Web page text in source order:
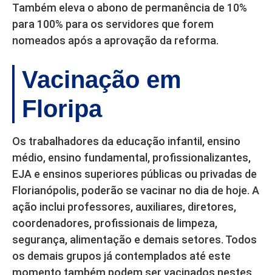
Também eleva o abono de permanência de 10%
para 100% para os servidores que forem
nomeados após a aprovação da reforma.
Vacinação em
Floripa
Os trabalhadores da educação infantil, ensino
médio, ensino fundamental, profissionalizantes,
EJA e ensinos superiores públicas ou privadas de
Florianópolis, poderão se vacinar no dia de hoje. A
ação inclui professores, auxiliares, diretores,
coordenadores, profissionais de limpeza,
segurança, alimentação e demais setores. Todos
os demais grupos já contemplados até este
momento também podem ser vacinados nestes